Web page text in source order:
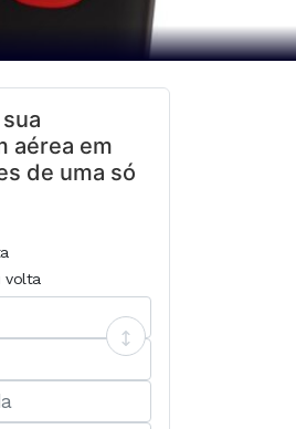
aérea em
de uma só
volta